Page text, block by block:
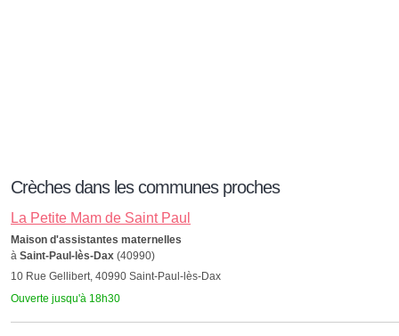
Crèches dans les communes proches
La Petite Mam de Saint Paul
Maison d'assistantes maternelles
à Saint-Paul-lès-Dax (40990)
10 Rue Gellibert, 40990 Saint-Paul-lès-Dax
Ouverte jusqu'à 18h30